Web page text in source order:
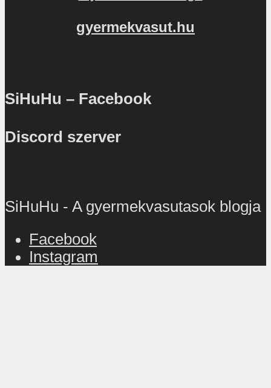
gyermekvasut.hu
SiHuHu – Facebook
Discord szerver
SiHuHu - A gyermekvasutasok blogja
Facebook
Instagram